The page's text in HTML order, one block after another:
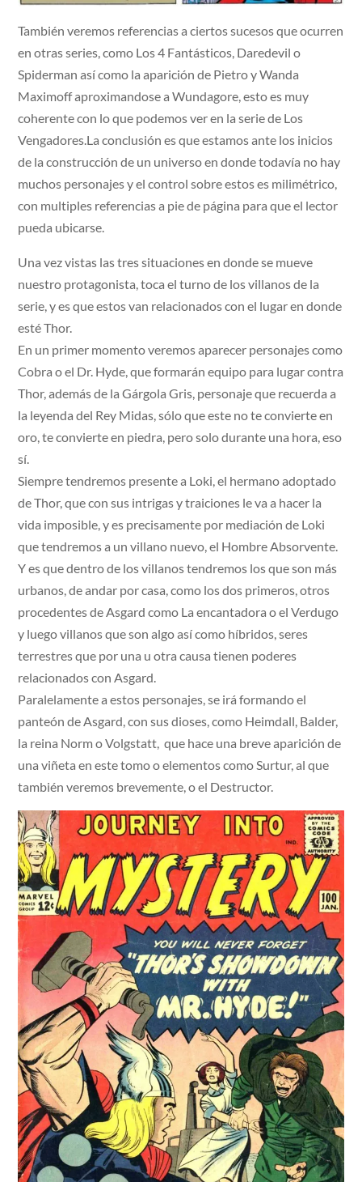
También veremos referencias a ciertos sucesos que ocurren
en otras series, como Los 4 Fantásticos, Daredevil o
Spiderman así como la aparición de Pietro y Wanda
Maximoff aproximandose a Wundagore, esto es muy
coherente con lo que podemos ver en la serie de Los
Vengadores.La conclusión es que estamos ante los inicios
de la construcción de un universo en donde todavía no hay
muchos personajes y el control sobre estos es milimétrico,
con multiples referencias a pie de página para que el lector
pueda ubicarse.
Una vez vistas las tres situaciones en donde se mueve
nuestro protagonista, toca el turno de los villanos de la
serie, y es que estos van relacionados con el lugar en donde
esté Thor.
En un primer momento veremos aparecer personajes como
Cobra o el Dr. Hyde, que formarán equipo para lugar contra
Thor, además de la Gárgola Gris, personaje que recuerda a
la leyenda del Rey Midas, sólo que este no te convierte en
oro, te convierte en piedra, pero solo durante una hora, eso
sí.
Siempre tendremos presente a Loki, el hermano adoptado
de Thor, que con sus intrigas y traiciones le va a hacer la
vida imposible, y es precisamente por mediación de Loki
que tendremos a un villano nuevo, el Hombre Absorvente.
Y es que dentro de los villanos tendremos los que son más
urbanos, de andar por casa, como los dos primeros, otros
procedentes de Asgard como La encantadora o el Verdugo
y luego villanos que son algo así como híbridos, seres
terrestres que por una u otra causa tienen poderes
relacionados con Asgard.
Paralelamente a estos personajes, se irá formando el
panteón de Asgard, con sus dioses, como Heimdall, Balder,
la reina Norm o Volgstatt, que hace una breve aparición de
una viñeta en este tomo o elementos como Surtur, al que
también veremos brevemente, o el Destructor.